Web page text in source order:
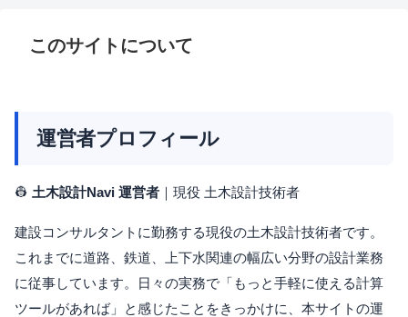
このサイトについて
運営者プロフィール
👷 土木設計Navi 運営者 ｜現役 土木設計技術者
建設コンサルタントに勤務する現役の土木設計技術者です。
これまでに道路、鉄道、上下水関連の幅広い分野の設計業務
に従事しています。日々の実務で「もっと手軽に使える計算
ツールがあれば」と感じたことをきっかけに、本サイトの運